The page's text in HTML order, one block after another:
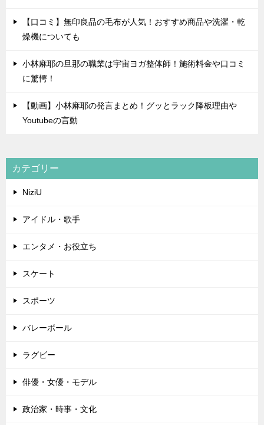
【口コミ】無印良品の毛布が人気！おすすめ商品や洗濯・乾
燥機についても
小林麻耶の旦那の職業は宇宙ヨガ整体師！施術料金や口コミ
に驚愕！
【動画】小林麻耶の発言まとめ！グッとラック降板理由や
Youtubeの言動
カテゴリー
NiziU
アイドル・歌手
エンタメ・お役立ち
スケート
スポーツ
バレーボール
ラグビー
俳優・女優・モデル
政治家・時事・文化